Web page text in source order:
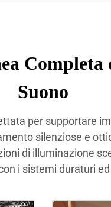
Completa
Suono
per supportare
silenziose e
di illuminazione
i sistemi duraturi